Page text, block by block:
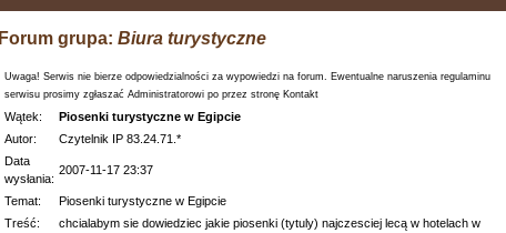
Forum grupa: Biura turystyczne
Uwaga! Serwis nie bierze odpowiedzialności za wypowiedzi na forum. Ewentualne naruszenia regulaminu
serwisu prosimy zgłaszać Administratorowi po przez stronę Kontakt
Wątek:
Piosenki turystyczne w Egipcie
Autor:
Czytelnik IP 83.24.71.*
Data
wysłania:
2007-11-17 23:37
Temat:
Piosenki turystyczne w Egipcie
Treść:
chcialabym sie dowiedziec jakie piosenki (tytuly) najczesciej lecą w hotelach w